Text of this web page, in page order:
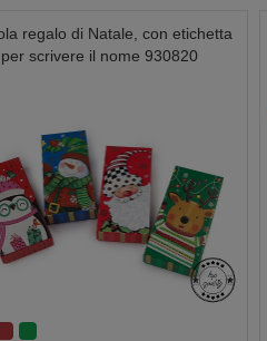
regalo di Natale, con etichetta
per scrivere il nome 930820